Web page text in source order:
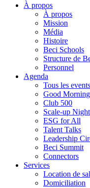
À propos
À propos
Mission
Média
Histoire
Beci Schools
Structure de
Personnel
Agenda
Tous les events
Good
Club 500
Scale-up Night
ESG for All
Talent Talks
Leadership
Beci Summit
Connectors
Services
Location de
Domiciliation